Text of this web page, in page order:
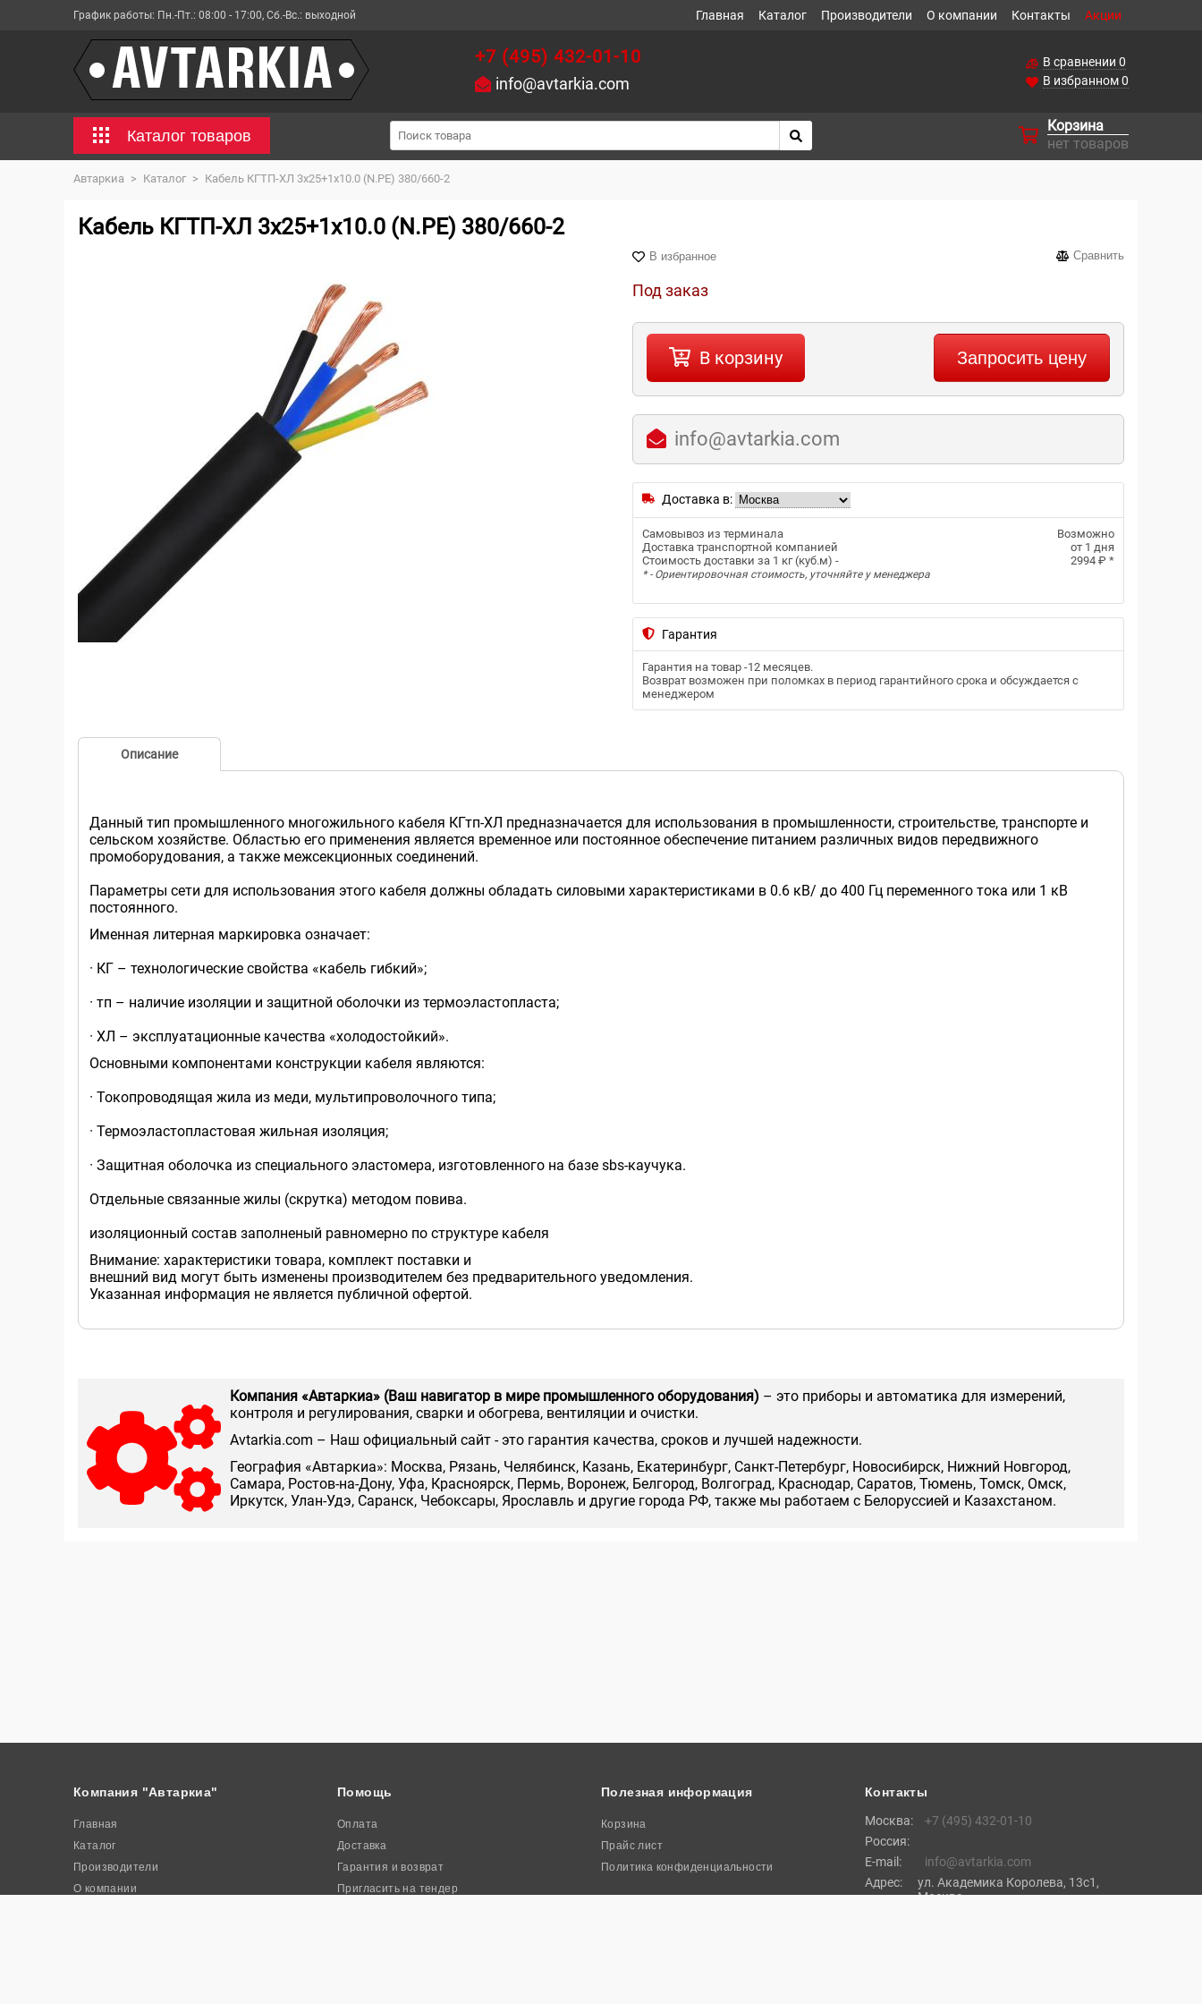
График работы: Пн.-Пт.: 08:00 - 17:00, Сб.-Вс.: выходной Главная Каталог Производители О компании Контакты Акции
+7 (495) 432-01-10
info@avtarkia.com
В сравнении 0
В избранном0
Каталог товаров
Корзина
нет товаров
Автаркиа > Каталог > Кабель КГТП-ХЛ 3х25+1х10.0 (N.РЕ) 380/660-2
Кабель КГТП-ХЛ 3х25+1х10.0 (N.РЕ) 380/660-2
В избранное Сравнить
Под заказ
В корзину Запросить цену
info@avtarkia.com
Доставка в:
Самовывоз из терминала
Возможно
Доставка транспортной компанией
от 1 дня
Стоимость доставки за 1 кг (куб.м) -
2994 ₽ *
* - Ориентировочная стоимость, уточняйте у менеджера
Гарантия
Гарантия на товар -12 месяцев.
Возврат возможен при поломках в период гарантийного срока и обсуждается с
менеджером
Описание
Данный тип промышленного многожильного кабеля КГтп-ХЛ предназначается для использования в промышленности, строительстве, транспорте и
сельском хозяйстве. Областью его применения является временное или постоянное обеспечение питанием различных видов передвижного
промоборудования, а также межсекционных соединений.
Параметры сети для использования этого кабеля должны обладать силовыми характеристиками в 0.6 кВ/ до 400 Гц переменного тока или 1 кВ
постоянного.
Именная литерная маркировка означает:
· КГ – технологические свойства «кабель гибкий»;
· тп – наличие изоляции и защитной оболочки из термоэластопласта;
· ХЛ – эксплуатационные качества «холодостойкий».
Основными компонентами конструкции кабеля являются:
· Токопроводящая жила из меди, мультипроволочного типа;
· Термоэластопластовая жильная изоляция;
· Защитная оболочка из специального эластомера, изготовленного на базе sbs-каучука.
Отдельные связанные жилы (скрутка) методом повива.
изоляционный состав заполненый равномерно по структуре кабеля
Внимание: характеристики товара, комплект поставки и
внешний вид могут быть изменены производителем без предварительного уведомления.
Указанная информация не является публичной офертой.
Компания «Автаркиа» (Ваш навигатор в мире промышленного оборудования) – это приборы и автоматика для измерений,
контроля и регулирования, сварки и обогрева, вентиляции и очистки.
Аvtarkia.com – Наш официальный сайт - это гарантия качества, сроков и лучшей надежности.
География «Автаркиа»: Москва, Рязань, Челябинск, Казань, Екатеринбург, Санкт-Петербург, Новосибирск, Нижний Новгород,
Самара, Ростов-на-Дону, Уфа, Красноярск, Пермь, Воронеж, Белгород, Волгоград, Краснодар, Саратов, Тюмень, Томск, Омск,
Иркутск, Улан-Удэ, Саранск, Чебоксары, Ярославль и другие города РФ, также мы работаем с Белоруссией и Казахстаном.
Компания "Автаркиа"
Главная
Каталог
Производители
О компании
Помощь
Оплата
Доставка
Гарантия и возврат
Пригласить на тендер
Полезная информация
Корзина
Прайс лист
Политика конфиденциальности
Контакты
Москва:
+7 (495) 432-01-10
Россия:
E-mail:
info@avtarkia.com
Адрес:
ул. Академика Королева, 13с1,
Москва